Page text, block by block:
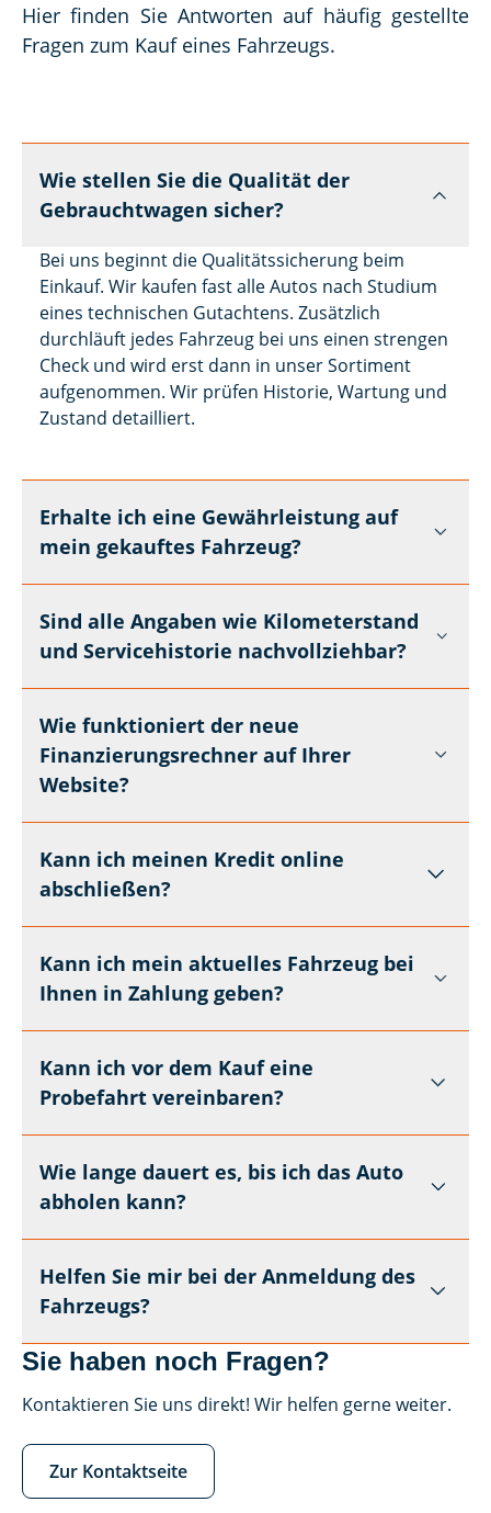
Hier finden Sie Antworten auf häufig gestellte
Fragen zum Kauf eines Fahrzeugs.
Wie stellen Sie die Qualität der
Gebrauchtwagen sicher?
Bei uns beginnt die Qualitätssicherung beim
Einkauf. Wir kaufen fast alle Autos nach Studium
eines technischen Gutachtens. Zusätzlich
durchläuft jedes Fahrzeug bei uns einen strengen
Check und wird erst dann in unser Sortiment
aufgenommen. Wir prüfen Historie, Wartung und
Zustand detailliert.
Erhalte ich eine Gewährleistung auf
mein gekauftes Fahrzeug?
Sind alle Angaben wie Kilometerstand
und Servicehistorie nachvollziehbar?
Wie funktioniert der neue
Finanzierungsrechner auf Ihrer
Website?
Kann ich meinen Kredit online
abschließen?
Kann ich mein aktuelles Fahrzeug bei
Ihnen in Zahlung geben?
Kann ich vor dem Kauf eine
Probefahrt vereinbaren?
Wie lange dauert es, bis ich das Auto
abholen kann?
Helfen Sie mir bei der Anmeldung des
Fahrzeugs?
Sie haben noch Fragen?
Kontaktieren Sie uns direkt! Wir helfen gerne weiter.
Zur Kontaktseite